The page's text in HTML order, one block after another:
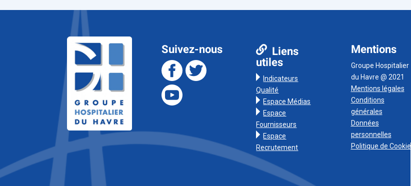
Suivez-nous Liens
utiles
Indicateurs
Qualité
Espace Médias
Espace
Fournisseurs
Espace
Recrutement
Mentions
Groupe Hospitalier
du Havre @ 2021
Mentions légales
Conditions
générales
Données
personnelles
Politique de Cookies